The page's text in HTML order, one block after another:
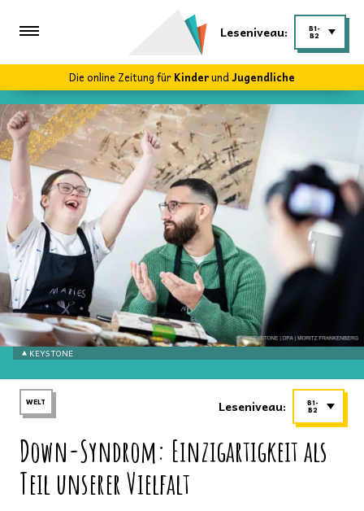
Leseniveau:
B1-
B2
Die online Zeitung fürKinderundJugendliche
KEYSTONE
WELT Leseniveau:
B1-
B2
Down-Syndrom: Einzigartigkeit als
Teil unserer Vielfalt